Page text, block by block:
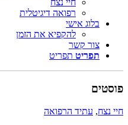
חיי נצח
רפואה דיגיטלית
בלוג אישי
להקפיא את הזמן
צור קשר
תפריט תפריט
,עתיד הרפואה